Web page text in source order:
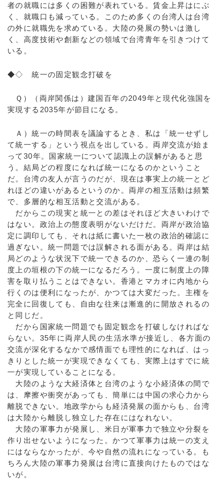
者の就職には多くの困難が表れている。賃金上昇はにぶ
く、就職口も減っている。このため多くの台湾人は台湾
の外に就職先を求めている。大陸の発展の勢いは激し
く、高度技術や創新などの領域で台湾青年を引きつけて
いる。
◆◇ 統一の固定観念打破を
Ｑ）（両岸関係は）建国百年の2049年と現代化強国を
実現する2035年が節目になる。
Ａ）統一の時間表を議論するとき、私は「統一せずし
て統一する」という視点を出している。両岸交流が始ま
って30年。国家統一について認識上の誤解があると思
う。結局どの程度になれば統一になるのかということ
だ。台湾の友人が言うのだが、現在は事実上の統一とど
れほどの違いがあるというのか。両岸の相互活動は頻繁
で、多層的な相互活動と交流がある。
だからこの現実と統一との差はそれほど大きいわけで
はない。政治上の態度表明がないだけだ。両岸が政治協
定に調印しても、それは紙に書いた一枚の政治的確認に
過ぎない。統一問題では誤解される面がある。両岸は結
局どのような状況下で統一できるのか、恐らく一連の制
度上の垣根の下の統一になるだろう。一度に制度上の障
害を取り払うことはできない。香港とマカオに内地から
行くのは便利になったが、かつては大変だった。主権を
完全に回復しても、自由な往来は漸進的に開放されるの
と同じだ。
だから国家統一問題でも固定観念を打破しなければな
らない。35年に両岸人民の生活水準が接近し、各方面の
交流が深化するなかで感情面でも理性的になれば、はっ
きりとした統一が実現できなくても、実際上はすでに統
一が実現していることになる。
大陸のような大経済体と台湾のような小経済体の間で
は、摩擦や衝突があっても、簡単には中国の求心力から
離脱できない。地政学からも経済発展の面からも、台湾
は大陸から離脱し独立した存在にはなれない。
大陸の軍事力が発展し、米日が軍事力で独立や分裂を
作り出せないようになった。かつて軍事力は統一の支え
にはならなかったが、今や自然の流れになっている。も
ちろん大陸の軍事力発展は台湾に直接向けたものではな
いが。